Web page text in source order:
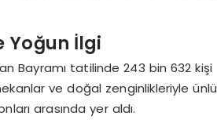
Yoğun İlgi
Bayramı tatilinde 243 bin 632 kişi
ve doğal zenginlikleriyle ünlü
arasında yer aldı.